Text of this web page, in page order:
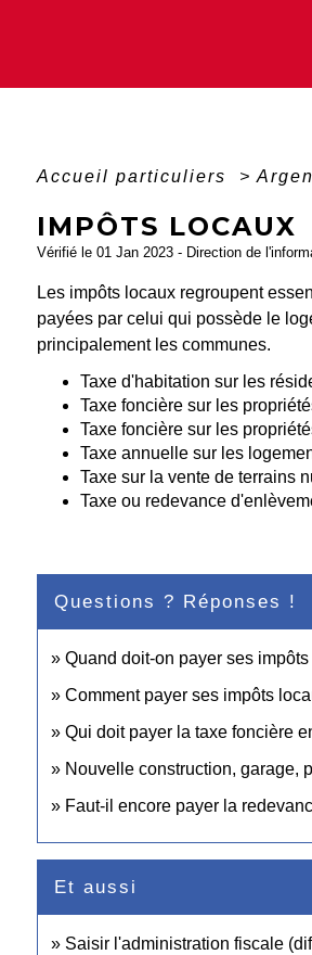
Accueil particuliers >
IMPÔTS LOCAUX
Vérifié le 01 Jan 2023 - Direction de
Les impôts locaux regroupent
payées par celui qui possède le
principalement les communes.
Taxe d'habitation sur les
Taxe foncière sur les
Taxe foncière sur les
Taxe annuelle sur les
Taxe sur la vente de terrains
Taxe ou redevance
Questions ? Réponses !
Quand doit-on payer ses impôts
Comment payer ses impôts
Qui doit payer la taxe foncière
Nouvelle construction, garage,
Faut-il encore payer la
Et aussi
Saisir l'administration fiscale